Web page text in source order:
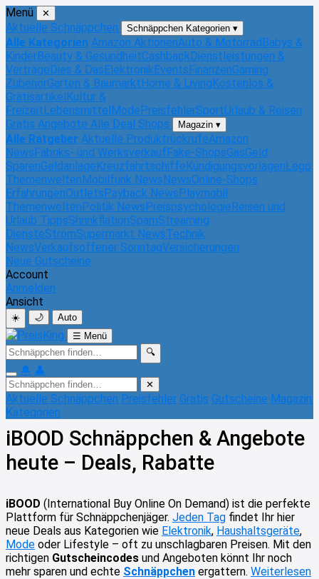
Menü ✕
Aktuelle Schnäppchen Schnäppchen Kategorien ▾
Alle Kategorien Amazon AktionenAuto & MotorradBabys &
KinderBeauty & GesundheitCashbackDienstleistungen &
VerträgeDies & DasElektronikEventsFinanzenGaming
ZubehörGarten & BaumarktHome & LivingKostenlos &
GratisartikelKultur &
FreizeitLebensmittelModePreisfehlerSportUrlaub & Reisen
Gratis Angebote Alle Deal Shops Magazin ▾
Alle Ratgeber Aktuelle ProduktrückrufeAmazon
NewsFabriks- und WerksverkaufFake-ShopsGasGeld
SparenGeldanlageKreuzfahrtschiffeKündigungsvorlagenLego
ThemenweltenMobilfunk NewsNewsOnline-Shops
ErfahrungenOutletsPayback NewsPlaymobil
ThemenweltenPolitik NewsPreispsychologieReisen und
Urlaub TippsShrinkflationSpamStreaming
DiensteStromSupermarkt NewsTechnik
NewsVerkaufsoffener SonntagVersicherungen
Neue Gutscheine
Account
Anmelden
Ansicht
☀️ 🌙
Auto
☰ Menü
🔍
🔔 👤
✕
Aktuelle Schnäppchen Preisfehler Gratis Gutscheine Magazin
Kategorien
iBOOD Schnäppchen & Angebote
heute – Deals, Rabatte
iBOOD (International Buy Online On Demand) ist die perfekte
Plattform für Schnäppchenjäger. Jeden Tag findet Ihr hier
neue Deals aus Kategorien wie Elektronik, Haushaltsgeräte,
Mode oder Lifestyle – oft zu unschlagbaren Preisen. Mit den
richtigen Gutscheincodes und Angeboten könnt Ihr noch
mehr sparen und echte Schnäppchen ergattern. Weiterlesen